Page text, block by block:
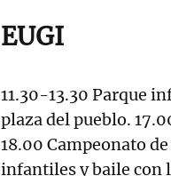
EUGI
11.30-13.30 Parque
plaza del pueblo.
18.00 Campeonato
infantiles y baile con